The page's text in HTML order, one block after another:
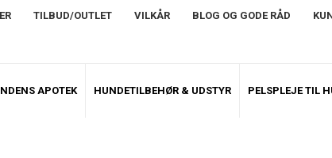
TILBUD/OUTLET VILKÅR BLOG OG GODE RÅD
APOTEK HUNDETILBEHØR & UDSTYR PELSPLEJE TIL